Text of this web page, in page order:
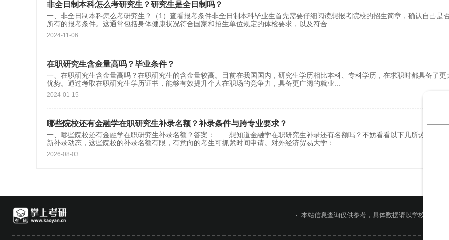
非全日制本科怎么考研究生？研究生是全日制吗？
一、非全日制本科怎么考研究生？（1）查看报考条件非全日制本科毕业生首先需要仔细阅读想报考院校的招生简章，确认自己是
所有的报考条件。这通常包括身体健康状况符合国家和招生单位规定的体检要求，以及符合
2024-11-06
在职研究生含金量高吗？毕业条件？
一、在职研究生含金量高吗？在职研究生的含金量较高。目前在我国国内，研究生学历相比本科、专科学历，在求职时都具备了更
优势。通过考取在职研究生学历证书，能够有效提升个人在职场的竞争力，具备更广阔的就业
2024-01-15
哪些院校还有金融学在职研究生补录名额？补录条件与跨专业要求？
一、哪些院校还有金融学在职研究生补录名额？答案： 想知道金融学在职研究生补录还有名额吗？不妨看看以下几所热门院校
新补录动态，这些院校的补录名额有限，有意向的考生可抓紧时间申请。对外经济贸易大学：
2026-08-03
本站信息查询仅供参考，具体数据请以学校官网或